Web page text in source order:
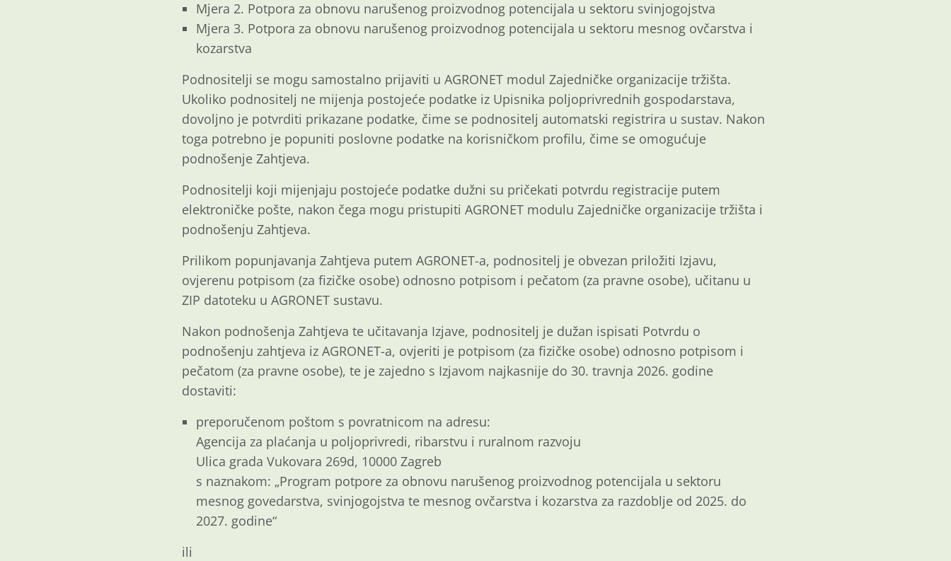
Mjera 2. Potpora za obnovu narušenog proizvodnog potencijala u sektoru svinjogojstva
Mjera 3. Potpora za obnovu narušenog proizvodnog potencijala u sektoru mesnog ovčarstva i
kozarstva
Podnositelji se mogu samostalno prijaviti u AGRONET modul Zajedničke organizacije tržišta.
Ukoliko podnositelj ne mijenja postojeće podatke iz Upisnika poljoprivrednih gospodarstava,
dovoljno je potvrditi prikazane podatke, čime se podnositelj automatski registrira u sustav. Nakon
toga potrebno je popuniti poslovne podatke na korisničkom profilu, čime se omogućuje
podnošenje Zahtjeva.
Podnositelji koji mijenjaju postojeće podatke dužni su pričekati potvrdu registracije putem
elektroničke pošte, nakon čega mogu pristupiti AGRONET modulu Zajedničke organizacije tržišta i
podnošenju Zahtjeva.
Prilikom popunjavanja Zahtjeva putem AGRONET-a, podnositelj je obvezan priložiti Izjavu,
ovjerenu potpisom (za fizičke osobe) odnosno potpisom i pečatom (za pravne osobe), učitanu u
ZIP datoteku u AGRONET sustavu.
Nakon podnošenja Zahtjeva te učitavanja Izjave, podnositelj je dužan ispisati Potvrdu o
podnošenju zahtjeva iz AGRONET-a, ovjeriti je potpisom (za fizičke osobe) odnosno potpisom i
pečatom (za pravne osobe), te je zajedno s Izjavom najkasnije do 30. travnja 2026. godine
dostaviti:
preporučenom poštom s povratnicom na adresu:
Agencija za plaćanja u poljoprivredi, ribarstvu i ruralnom razvoju
Ulica grada Vukovara 269d, 10000 Zagreb
s naznakom: „Program potpore za obnovu narušenog proizvodnog potencijala u sektoru
mesnog govedarstva, svinjogojstva te mesnog ovčarstva i kozarstva za razdoblje od 2025. do
2027. godine“
ili